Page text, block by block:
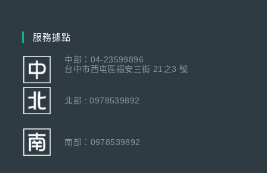
服務據點
中部：04-23599896
台中市西屯區福安三街 21之3 號
北部 : 0978539892
南部：0978539892